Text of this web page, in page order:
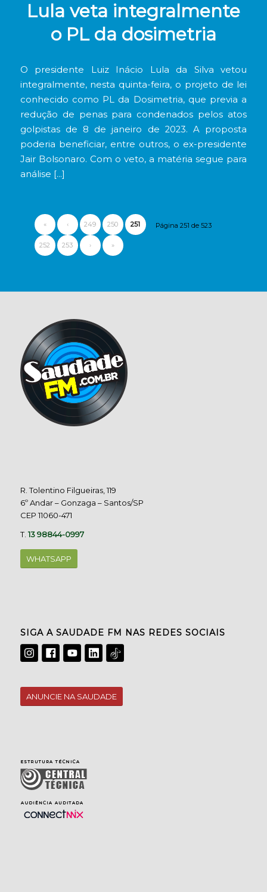
Lula veta integralmente
o PL da dosimetria
O presidente Luiz Inácio Lula da Silva vetou
integralmente, nesta quinta-feira, o projeto de lei
conhecido como PL da Dosimetria, que previa a
redução de penas para condenados pelos atos
golpistas de 8 de janeiro de 2023. A proposta
poderia beneficiar, entre outros, o ex-presidente
Jair Bolsonaro. Com o veto, a matéria segue para
análise […]
Página 251 de 523
« ‹ 249 250 251
252 253 › »
R. Tolentino Filgueiras, 119
6º Andar – Gonzaga – Santos/SP
CEP 11060-471
T.13 98844-0997
WHATSAPP
SIGA A SAUDADE FM NAS REDES SOCIAIS
ANUNCIE NA SAUDADE